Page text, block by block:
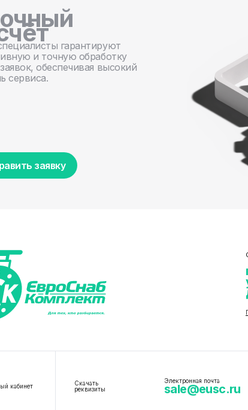
гарантируют
и точную обработку
обеспечивая высокий
сервиса.
заявку
кабинет
Скачать
реквизиты
Электронная почта
sale@eusc.ru